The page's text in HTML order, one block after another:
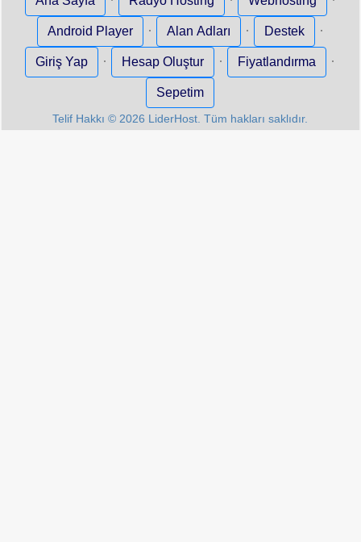
Android Player · Alan Adları · Destek ·
Giriş Yap · Hesap Oluştur · Fiyatlandırma ·
Sepetim
Telif Hakkı © 2026 LiderHost. Tüm hakları saklıdır.